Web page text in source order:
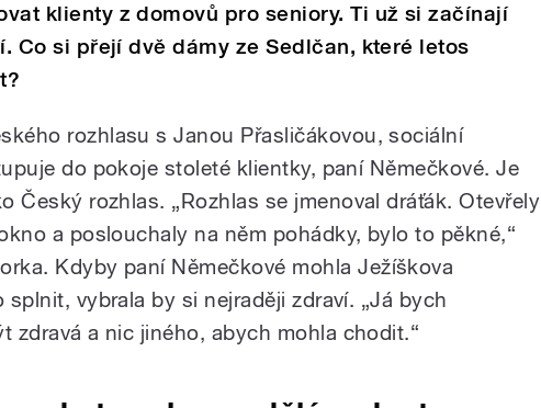
klienty z domovů pro seniory. Ti už si začínají
Co si přejí dvě dámy ze Sedlčan, které letos
rozhlasu s Janou Přasličákovou, sociální
do pokoje stoleté klientky, paní Němečkové. Je
Český rozhlas. „Rozhlas se jmenoval dráťák. Otevřely
a poslouchaly na něm pohádky, bylo to pěkné,“
Kdyby paní Němečkové mohla Ježíškova
splnit, vybrala by si nejraději zdraví. „Já bych
zdravá a nic jiného, abych mohla chodit.“